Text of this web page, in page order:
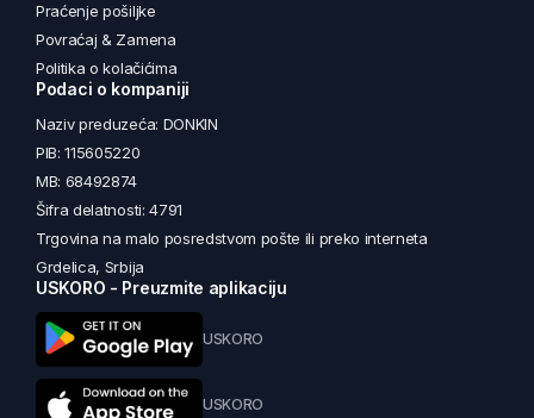
Praćenje pošiljke
Povraćaj & Zamena
Politika o kolačićima
Podaci o kompaniji
Naziv preduzeća: DONKIN
PIB: 115605220
MB: 68492874
Šifra delatnosti: 4791
Trgovina na malo posredstvom pošte ili preko interneta
Grdelica, Srbija
USKORO - Preuzmite aplikaciju
USKORO
USKORO